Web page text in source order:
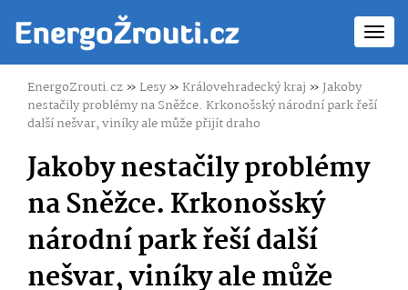
EnergoZrouti.cz»Lesy»Královehradecký kraj » Jakoby
nestačily problémy na Sněžce. Krkonošský národní park řeší
další nešvar, viníky ale může přijít draho
Jakoby nestačily problémy
na Sněžce. Krkonošský
národní park řeší další
nešvar, viníky ale může